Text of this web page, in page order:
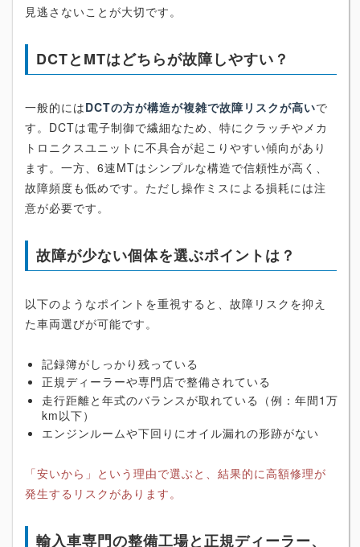
見逃さないことが大切です。
DCTとMTはどちらが故障しやすい？
一般的にはDCTの方が構造が複雑で故障リスクが高いで
す。DCTは電子制御で繊細なため、特にクラッチやメカ
トロニクスユニットに不具合が起こりやすい傾向があり
ます。一方、6速MTはシンプルな構造で信頼性が高く、
故障頻度も低めです。ただし操作ミスによる損耗には注
意が必要です。
故障が少ない個体を選ぶポイントは？
以下のようなポイントを重視すると、故障リスクを抑え
た車両選びが可能です。
記録簿がしっかり残っている
正規ディーラーや専門店で整備されている
走行距離と年式のバランスが取れている（例：年間1万
km以下）
エンジンルームや下回りにオイル漏れの形跡がない
「安いから」という理由で選ぶと、結果的に高額修理が
発生するリスクがあります。
輸入車専門の整備工場と正規ディーラー、